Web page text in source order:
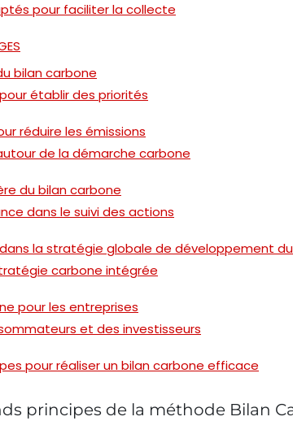
pour faciliter la collecte
bilan carbone
établir des priorités
réduire les émissions
de la démarche carbone
du bilan carbone
dans le suivi des actions
la stratégie globale de développement
carbone intégrée
pour les entreprises
et des investisseurs
pour réaliser un bilan carbone efficace
principes de la méthode Bilan